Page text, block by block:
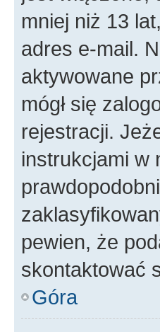
mniej niż 13
adres e-mail.
aktywowane
mógł się
rejestracji.
instrukcjami w
pewien, że
skontaktować
Góra